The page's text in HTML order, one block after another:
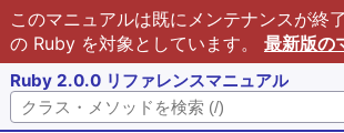
このマニュアルは既にメンテナンスが終
の Ruby を対象としています。 最新版の
Ruby 2.0.0 リファレンスマニュアル